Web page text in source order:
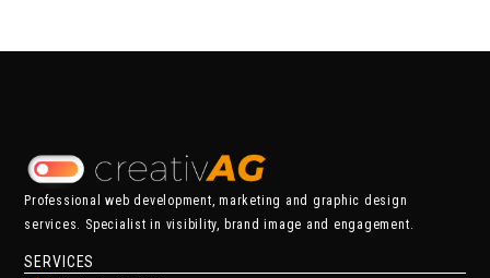
Professional web development, marketing and graphic design
services. Specialist in visibility, brand image and engagement.
SERVICES